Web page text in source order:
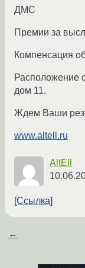
ДМС
Премии за
Компенсация
Расположение
дом 11.
Ждем Ваши
www.altell.ru
AltEll
Ссылка
←